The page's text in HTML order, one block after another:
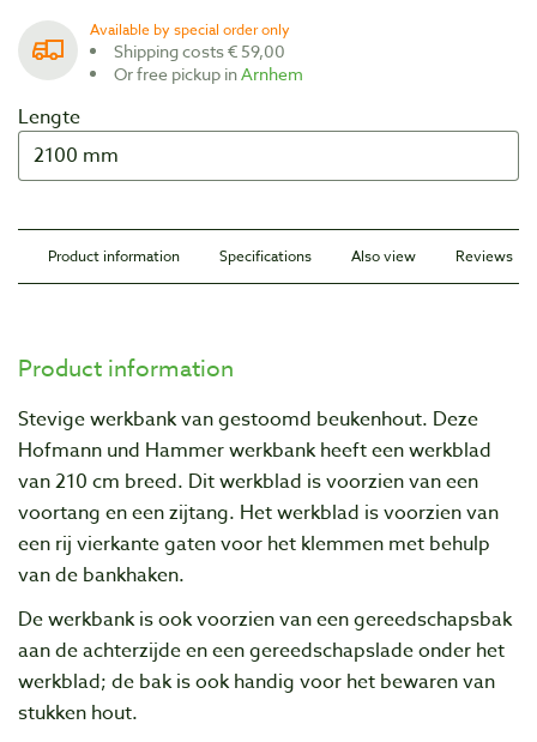
Available by special order only
Shipping costs € 59,00
Or free pickup inArnhem
Lengte
Product information Specifications Also view Reviews
Product information
Stevige werkbank van gestoomd beukenhout. Deze
Hofmann und Hammer werkbank heeft een werkblad
van 210 cm breed. Dit werkblad is voorzien van een
voortang en een zijtang. Het werkblad is voorzien van
een rij vierkante gaten voor het klemmen met behulp
van de bankhaken.
De werkbank is ook voorzien van een gereedschapsbak
aan de achterzijde en een gereedschapslade onder het
werkblad; de bak is ook handig voor het bewaren van
stukken hout.